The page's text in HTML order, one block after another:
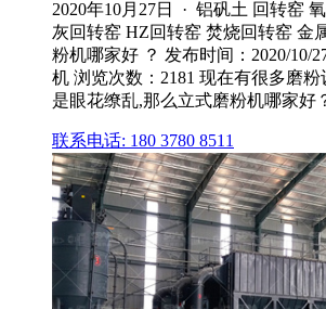
2020年10月27日 · 铝矾土 回转窑
灰回转窑 HZ回转窑 焚烧回转窑 金
粉机哪家好 ？ 发布时间：2020/10/
机 浏览次数：2181 现在有很多磨
是眼花缭乱,那么立式磨粉机哪家好
联系电话: 180 3780 8511